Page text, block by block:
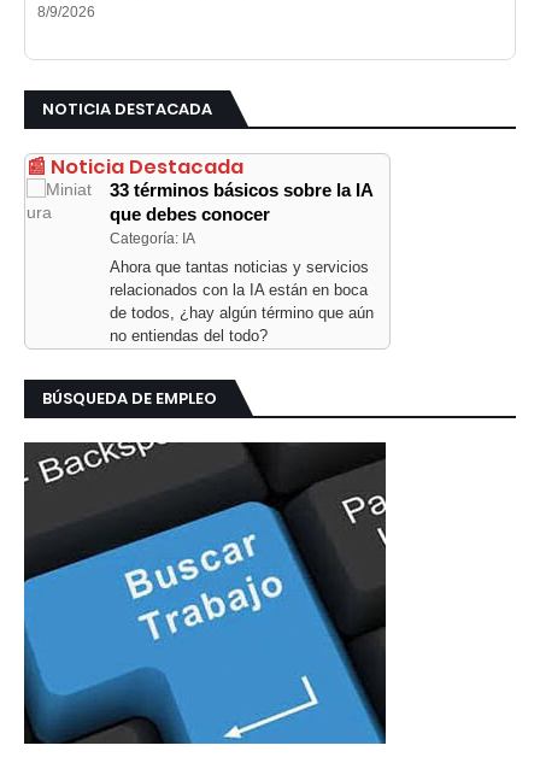
8/9/2026
NOTICIA DESTACADA
📰 Noticia Destacada
33 términos básicos sobre la IA
que debes conocer
Categoría: IA
Ahora que tantas noticias y servicios
relacionados con la IA están en boca
de todos, ¿hay algún término que aún
no entiendas del todo?
BÚSQUEDA DE EMPLEO